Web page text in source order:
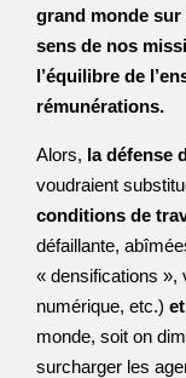
grand monde sur
sens de nos
l’équilibre de
rémunérations.
Alors, la défense
voudraient
conditions de
défaillante,
« densifications »,
numérique, etc.)
monde, soit on
surcharger les